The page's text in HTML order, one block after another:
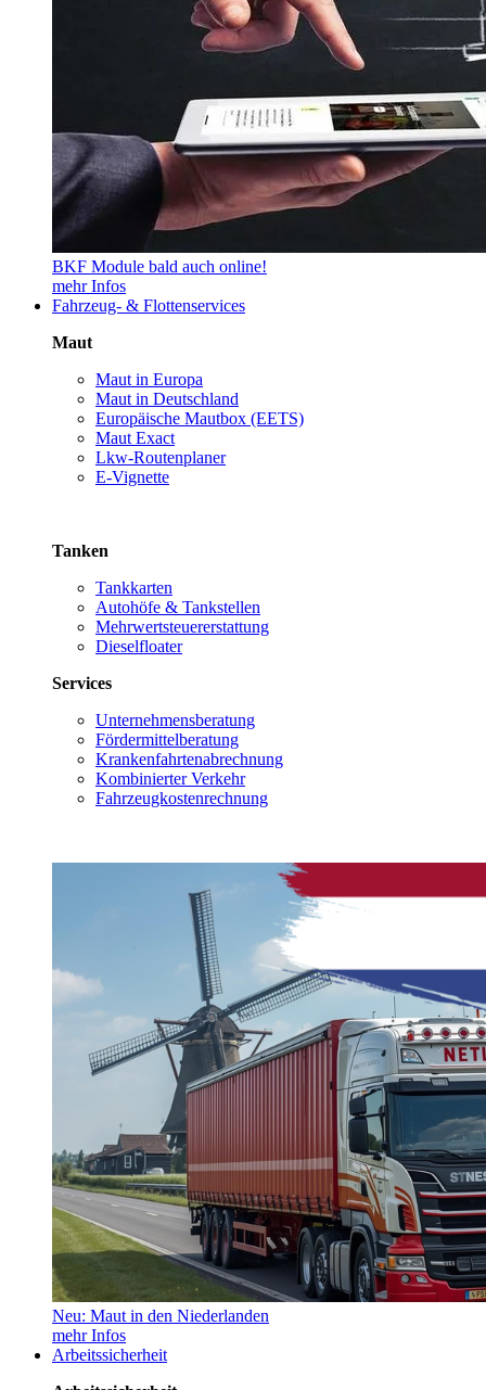
BKF Module bald auch online!
mehr Infos
Fahrzeug- & Flottenservices
Maut
Maut in Europa
Maut in Deutschland
Europäische Mautbox (EETS)
Maut Exact
Lkw-Routenplaner
E-Vignette
Tanken
Tankkarten
Autohöfe & Tankstellen
Mehrwertsteuererstattung
Dieselfloater
Services
Unternehmensberatung
Fördermittelberatung
Krankenfahrtenabrechnung
Kombinierter Verkehr
Fahrzeugkostenrechnung
Neu: Maut in den Niederlanden
mehr Infos
Arbeitssicherheit